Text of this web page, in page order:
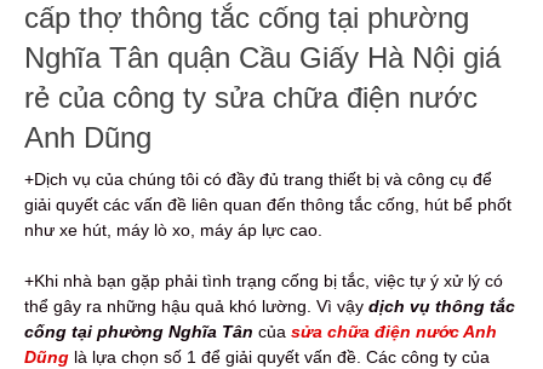
cấp thợ thông tắc cống tại phường
Nghĩa Tân quận Cầu Giấy Hà Nội giá
rẻ của công ty sửa chữa điện nước
Anh Dũng
+Dịch vụ của chúng tôi có đầy đủ trang thiết bị và công cụ để
giải quyết các vấn đề liên quan đến thông tắc cống, hút bể phốt
như xe hút, máy lò xo, máy áp lực cao.
+Khi nhà bạn gặp phải tình trạng cống bị tắc, việc tự ý xử lý có
thể gây ra những hậu quả khó lường. Vì vậy dịch vụ thông tắc
cống tại phường Nghĩa Tân của sửa chữa điện nước Anh
Dũng là lựa chọn số 1 để giải quyết vấn đề. Các công ty của